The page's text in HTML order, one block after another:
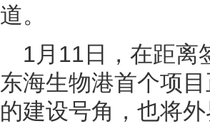
道。
1月11日，在距离
东海生物港首个项
的建设号角，也将